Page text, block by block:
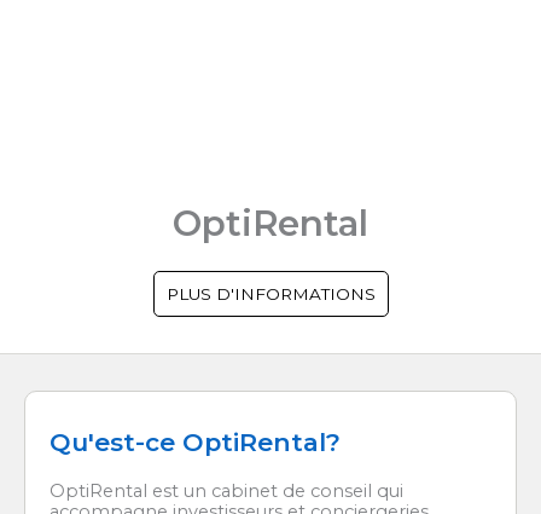
OptiRental
PLUS D'INFORMATIONS
Qu'est-ce OptiRental?
OptiRental est un cabinet de conseil qui